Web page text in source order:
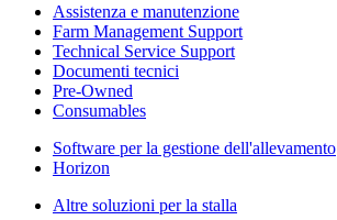
Assistenza e manutenzione
Farm Management Support
Technical Service Support
Documenti tecnici
Pre-Owned
Consumables
Software per la gestione dell'allevamento
Horizon
Altre soluzioni per la stalla